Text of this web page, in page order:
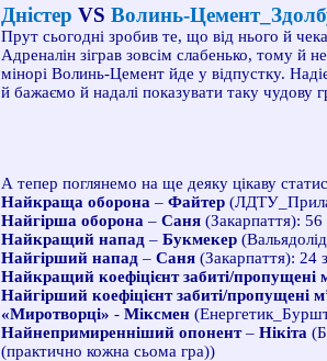
Дністер VS Волинь-
Прут сьогодні зробив те, що від нього й
Адреналін зіграв зовсім слабенько, тому
мінорі Волинь-Цемент йде у відпустку.
й бажаємо й надалі показувати таку чудову
А тепер поглянемо на ще деяку цікаву
Найкраща оборона – Файтер
Найгірша оборона – Саня (Закарпаття):
Найкращий напад – Букмекер
Найгірший напад – Саня (Закарпаття): 24
Найкращий коефіцієнт забиті/пропущені
Найгірший коефіцієнт забиті/пропущені
«Миротворці» - Міксмен
Найнепримиренніший опонент– Нікіта
(практично кожна сьома гра))